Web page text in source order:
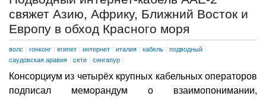
свяжет Азию, Африку, Ближний Восток и
Европу в обход Красного моря
волс гонконг египет интернет италия кабель
подводный
саудовская аравия
сети сингапур
Консорциум из четырёх крупных кабельных операторов
подписал меморандум о взаимопонимании,